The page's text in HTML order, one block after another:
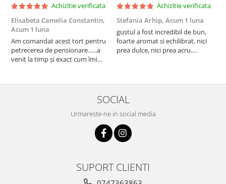
Achizitie verificata
Elisabeta Camelia Constantin,
Acum 1 luna
Am comandat acest tort pentru
petrecerea de pensionare......a
venit la timp și exact cum îmi
echipei, felicitări pentru tot ceea
ce faceți! A fost apreciat și lăudat
Achizitie verificata
Stefania Arhip, Acum 1 luna
gustul a fost incredibil de bun,
foarte aromat si echilibrat, nici
prea dulce, nici prea acru.
poza de inspiratie. multe
multumiri
SOCIAL
Urmareste-ne in social media
SUPORT CLIENTI